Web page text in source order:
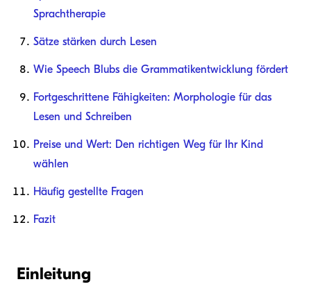
Sprachtherapie
Sätze stärken durch Lesen
Wie Speech Blubs die Grammatikentwicklung fördert
Fortgeschrittene Fähigkeiten: Morphologie für das
Lesen und Schreiben
Preise und Wert: Den richtigen Weg für Ihr Kind
wählen
Häufig gestellte Fragen
Fazit
Einleitung